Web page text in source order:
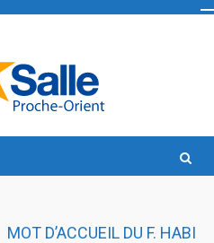
MOT D’ACCUEIL DU F. HABI